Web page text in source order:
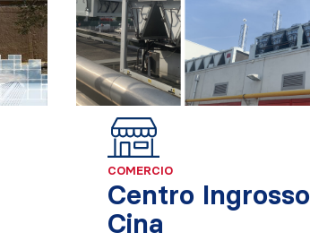
COMERCIO
Centro Ingrosso
Cina